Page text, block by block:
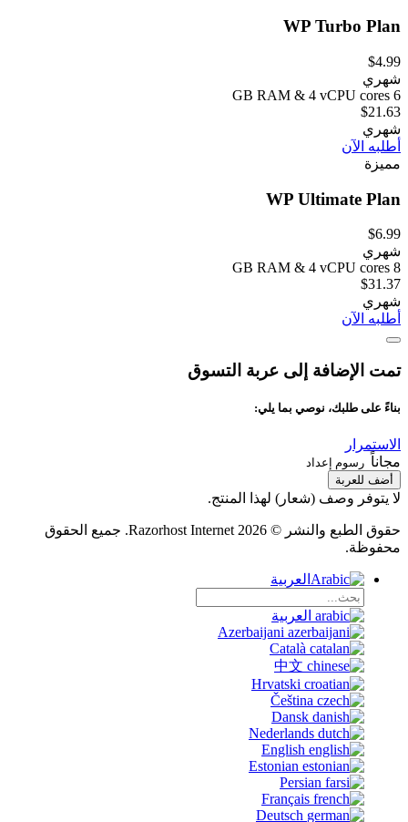
WP Turbo Plan
$4.99
شهري
6 GB RAM & 4 vCPU cores
$21.63
شهري
أطلبه الآن
مميزة
WP Ultimate Plan
$6.99
شهري
8 GB RAM & 4 vCPU cores
$31.37
شهري
أطلبه الآن
تمت الإضافة إلى عربة التسوق
بناءً على طلبك، نوصي بما يلي:
الاستمرار
مجاناً رسوم إعداد
أضف للعربة
لا يتوفر وصف (شعار) لهذا المنتج.
حقوق الطبع والنشر © 2026 Razorhost Internet. جميع الحقوق
محفوظة.
العربية
العربية
Azerbaijani
Català
中文
Hrvatski
Čeština
Dansk
Nederlands
English
Estonian
Persian
Français
Deutsch